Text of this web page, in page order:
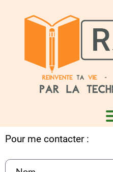
Pour me contacter :